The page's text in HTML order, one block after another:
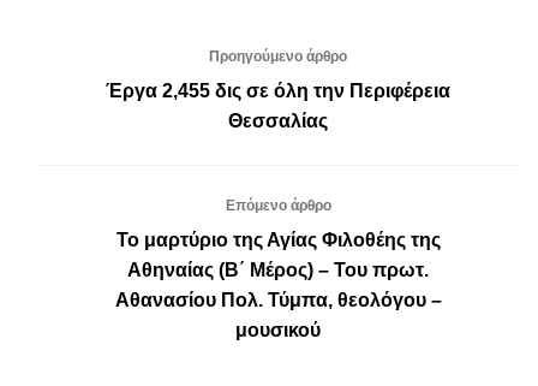
Προηγούμενο άρθρο
Έργα 2,455 δις σε όλη την Περιφέρεια
Θεσσαλίας
Επόμενο άρθρο
Το μαρτύριο της Αγίας Φιλοθέης της
Αθηναίας (Β΄ Μέρος) – Του πρωτ.
Αθανασίου Πολ. Τύμπα, θεολόγου –
μουσικού